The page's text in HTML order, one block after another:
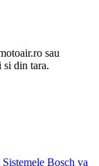
sau
si din tara.
Sistemele Bosch va